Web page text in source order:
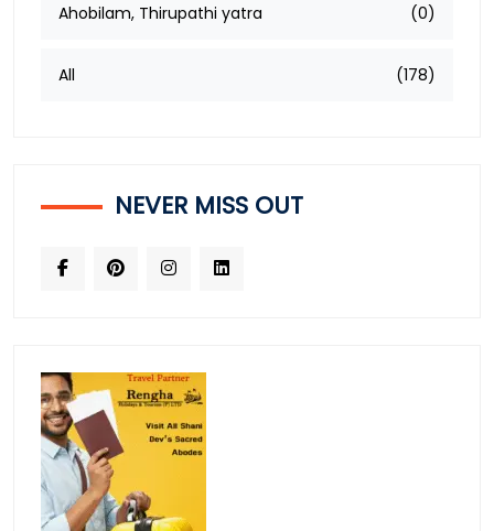
Ahobilam, Thirupathi yatra (0)
All (178)
NEVER MISS OUT